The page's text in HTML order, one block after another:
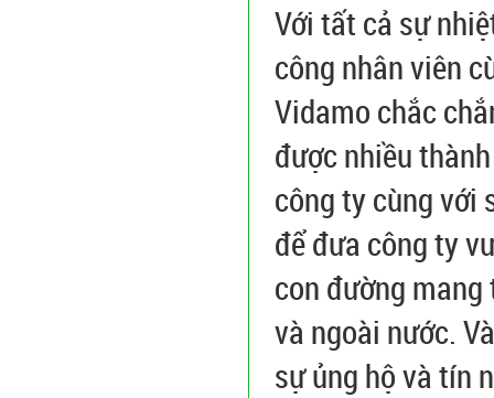
Với tất cả sự
công nhân viên
Vidamo chắc
được nhiều
công ty cùng với
để đưa công ty
con đường
và ngoài nước.
sự ủng hộ và tín